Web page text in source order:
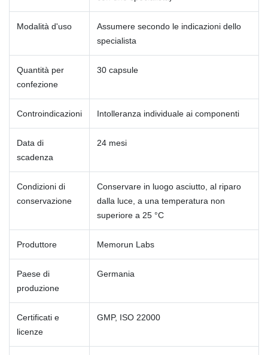
Modalità d'uso
Assumere secondo le indicazioni dello
specialista
Quantità per
confezione
30 capsule
Controindicazioni Intolleranza individuale ai componenti
Data di
scadenza
24 mesi
Condizioni di
conservazione
Conservare in luogo asciutto, al riparo
dalla luce, a una temperatura non
superiore a 25 °C
Produttore Memorun Labs
Paese di
produzione
Germania
Certificati e
licenze
GMP, ISO 22000